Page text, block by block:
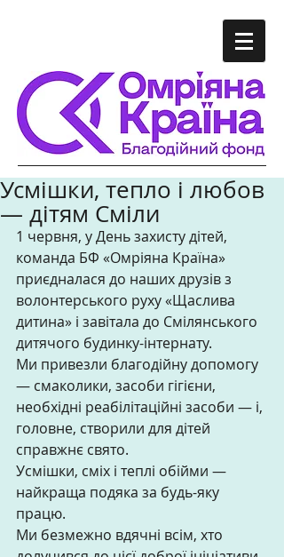
Усмішки, тепло і любов
— дітям Сміли
1 червня, у День захисту дітей,
команда БФ «Омріяна Країна»
приєдналася до наших друзів з
волонтерського руху «Щаслива
дитина» і завітала до Смілянського
дитячого будинку-інтернату.
Ми привезли благодійну допомогу
— смаколики, засоби гігієни,
необхідні реабілітаційні засоби — і,
головне, створили для дітей
справжнє свято.
Усмішки, сміх і теплі обійми —
найкраща подяка за будь-яку
працю.
Ми безмежно вдячні всім, хто